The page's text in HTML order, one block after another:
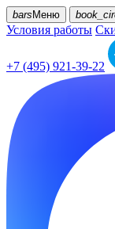
bars Меню
Условия работы
+7 (495) 921-39-22